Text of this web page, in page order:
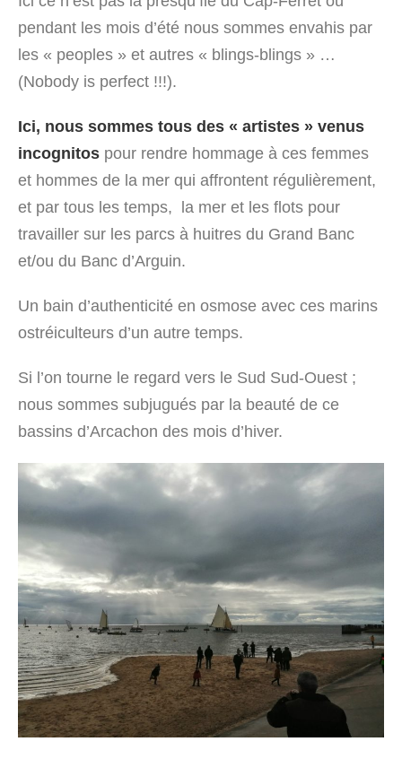
pendant les mois d’été nous sommes envahis par
les « peoples » et autres « blings-blings » …
(Nobody is perfect !!!).
Ici, nous sommes tous des « artistes » venus
incognitos pour rendre hommage à ces femmes
et hommes de la mer qui affrontent régulièrement,
et par tous les temps, la mer et les flots pour
travailler sur les parcs à huitres du Grand Banc
et/ou du Banc d’Arguin.
Un bain d’authenticité en osmose avec ces marins
ostréiculteurs d’un autre temps.
Si l’on tourne le regard vers le Sud Sud-Ouest ;
nous sommes subjugués par la beauté de ce
bassins d’Arcachon des mois d’hiver.